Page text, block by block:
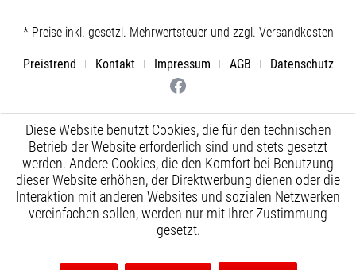
* Preise inkl. gesetzl. Mehrwertsteuer und zzgl. Versandkosten
Preistrend Kontakt Impressum AGB Datenschutz
Diese Website benutzt Cookies, die für den technischen
Betrieb der Website erforderlich sind und stets gesetzt
werden. Andere Cookies, die den Komfort bei Benutzung
dieser Website erhöhen, der Direktwerbung dienen oder die
Interaktion mit anderen Websites und sozialen Netzwerken
vereinfachen sollen, werden nur mit Ihrer Zustimmung
gesetzt.